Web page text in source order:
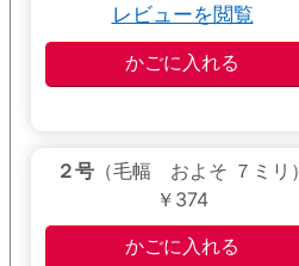
レビューを閲覧
２号（毛幅 およそ ７ミリ）
￥374